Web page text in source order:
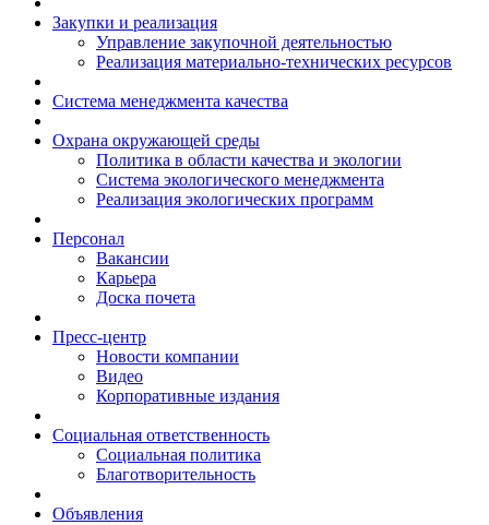
Закупки и реализация
Управление закупочной деятельностью
Реализация материально-технических ресурсов
Система менеджмента качества
Охрана окружающей среды
Политика в области качества и экологии
Система экологического менеджмента
Реализация экологических программ
Персонал
Вакансии
Карьера
Доска почета
Пресс-центр
Новости компании
Видео
Корпоративные издания
Социальная ответственность
Социальная политика
Благотворительность
Объявления